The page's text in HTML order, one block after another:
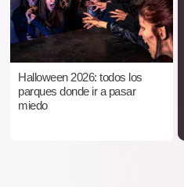
Halloween 2026: todos los
parques donde ir a pasar
miedo